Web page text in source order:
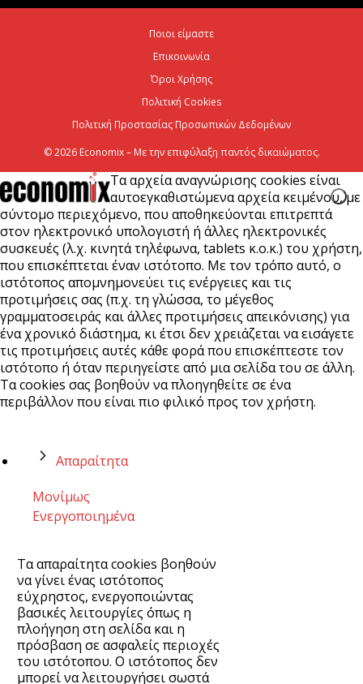
Ποιοι είμαστε
Επικοινωνία
Όροι Χρήσης
Πολιτική Cookies
Πολιτική Προστασίας Προσωπικών Δεδομένων
© 2026 Economix – Με την επιφύλαξη παντός δικαιώματος.
Τα αρχεία αναγνώρισης cookies είναι
αυτοεγκαθιστώμενα αρχεία κειμένου, με
σύντομο περιεχόμενο, που αποθηκεύονται επιτρεπτά
στον ηλεκτρονικό υπολογιστή ή άλλες ηλεκτρονικές
συσκευές (λ.χ. κινητά τηλέφωνα, tablets κ.ο.κ.) του χρήστη,
που επισκέπτεται έναν ιστότοπο. Με τον τρόπο αυτό, ο
ιστότοπος απομνημονεύει τις ενέργειες και τις
προτιμήσεις σας (π.χ. τη γλώσσα, το μέγεθος
γραμματοσειράς και άλλες προτιμήσεις απεικόνισης) για
ένα χρονικό διάστημα, κι έτσι δεν χρειάζεται να εισάγετε
τις προτιμήσεις αυτές κάθε φορά που επισκέπτεστε τον
ιστότοπο ή όταν περιηγείστε από μια σελίδα του σε άλλη.
Τα cookies σας βοηθούν να πλοηγηθείτε σε ένα
περιβάλλον που είναι πιο φιλικό προς τον χρήστη.
Απαραίτητα
Μονίμως
Ενεργοποιημένα
Τα απαραίτητα cookies βοηθούν
να γίνει ένας ιστότοπος
εύχρηστος, ενεργοποιώντας
βασικές λειτουργίες όπως η
πλοήγηση στη σελίδα και η
πρόσβαση σε ασφαλείς περιοχές
του ιστότοπου. Ο ιστότοπος δεν
μπορεί να λειτουργήσει σωστά